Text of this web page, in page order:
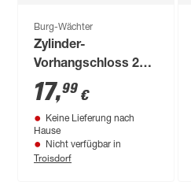
Burg-Wächter
Zylinder-
Vorhangschloss 217
F 40 45 NI.SB
17,99 €
Keine Lieferung nach
Hause
Nicht verfügbar in
Troisdorf